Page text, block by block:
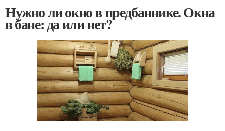
Нужно ли окно в предбаннике. Окна
в бане: да или нет?